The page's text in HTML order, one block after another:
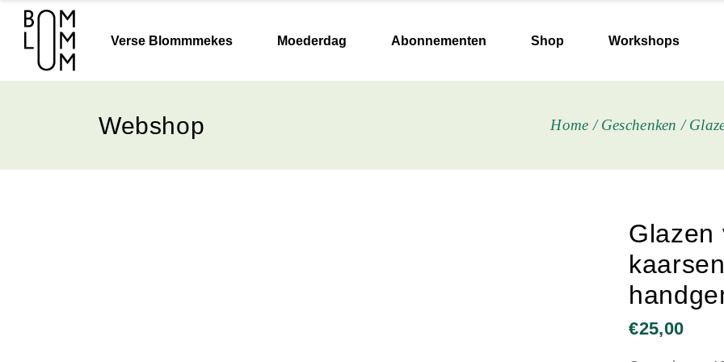
Verse Blommmekes Moederdag Abonnementen Shop
Keramiek & Vazen
Verzorging
Workshops
Keramiek & Vazen
Zelf aan de slag
Herdenking en afscheid
Webshop Home Geschenken
Glazen
€25,00